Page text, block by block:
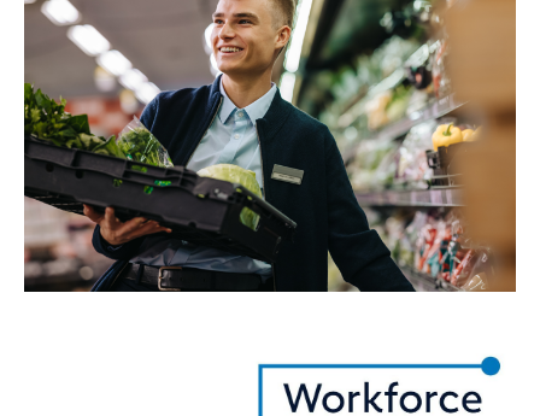
أصحاب العمل
الأخبار
المواقع
اتصل بنا